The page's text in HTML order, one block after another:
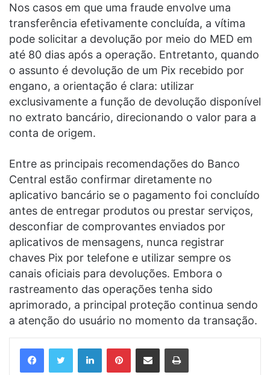
Nos casos em que uma fraude envolve uma
transferência efetivamente concluída, a vítima
pode solicitar a devolução por meio do MED em
até 80 dias após a operação. Entretanto, quando
o assunto é devolução de um Pix recebido por
engano, a orientação é clara: utilizar
exclusivamente a função de devolução disponível
no extrato bancário, direcionando o valor para a
conta de origem.
Entre as principais recomendações do Banco
Central estão confirmar diretamente no
aplicativo bancário se o pagamento foi concluído
antes de entregar produtos ou prestar serviços,
desconfiar de comprovantes enviados por
aplicativos de mensagens, nunca registrar
chaves Pix por telefone e utilizar sempre os
canais oficiais para devoluções. Embora o
rastreamento das operações tenha sido
aprimorado, a principal proteção continua sendo
a atenção do usuário no momento da transação.
LinkedinPinterestCompartilhar via e-mail Imprimir